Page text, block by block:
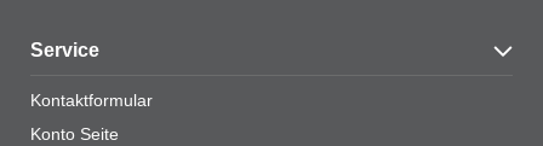
E-Mail*
Service
Kontaktformular
Konto Seite